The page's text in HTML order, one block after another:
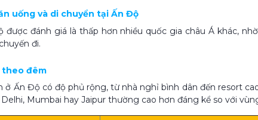
uống và di chuyển tại Ấn Độ
được đánh giá là thấp hơn nhiều quốc gia châu Á khác,
đi.
theo đêm
ở Ấn Độ có độ phủ rộng, từ nhà nghỉ bình dân đến resort
Mumbai hay Jaipur thường cao hơn đáng kể so với